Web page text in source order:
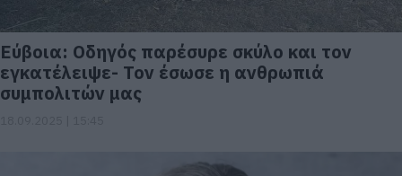
Εύβοια: Οδηγός παρέσυρε σκύλο και τον
εγκατέλειψε- Τον έσωσε η ανθρωπιά
συμπολιτών μας